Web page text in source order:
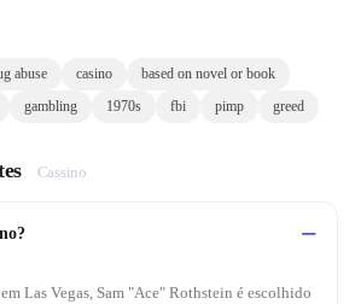
abuse casino
based on novel or book
gambling 1970s fbi pimp
greed
Cassino
Las Vegas, Sam "Ace" Rothstein é escolhido